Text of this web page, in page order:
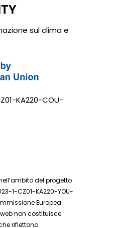
sul clima e
KA220-COU-
del progetto
1-CZ01-KA220-YOU-
Europea
non costituisce
riflettono